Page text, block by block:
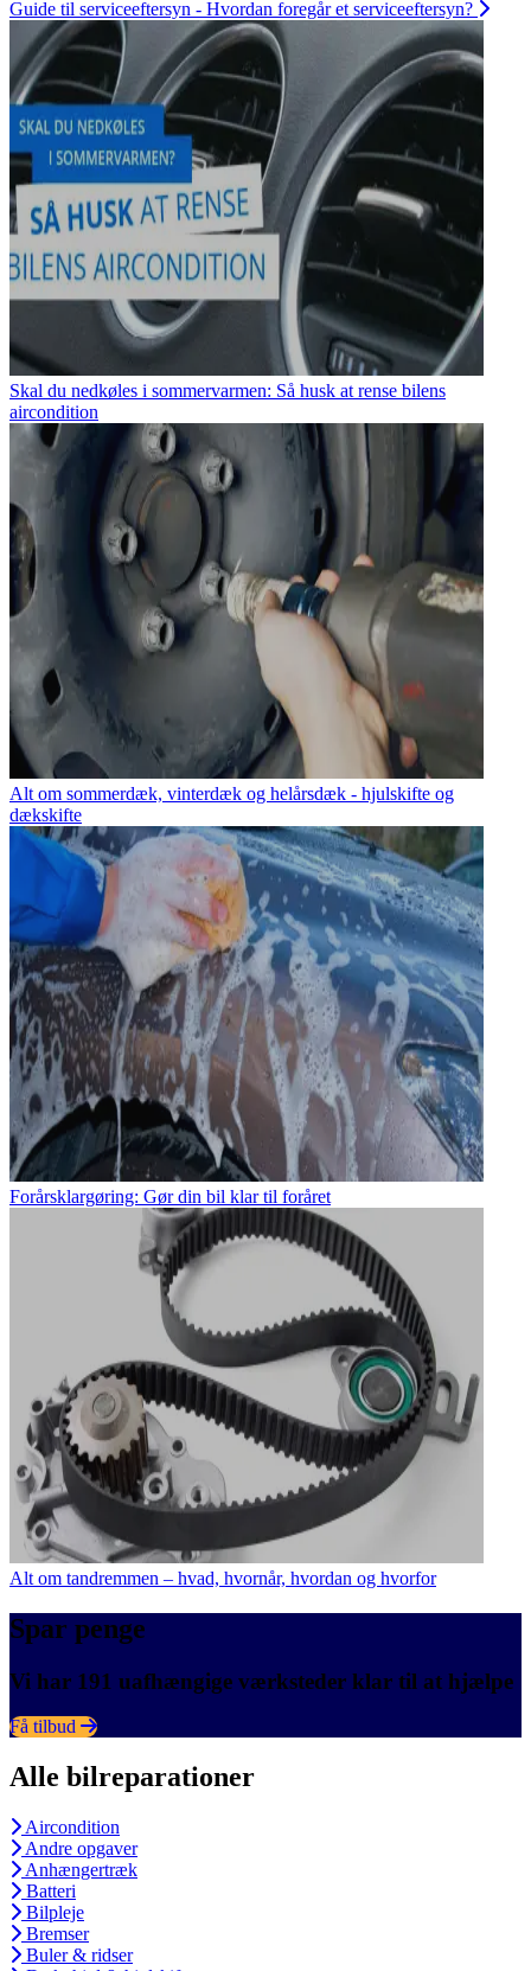
Guide til serviceeftersyn - Hvordan foregår et serviceeftersyn?
Skal du nedkøles i sommervarmen: Så husk at rense bilens
aircondition
Alt om sommerdæk, vinterdæk og helårsdæk - hjulskifte og
dækskifte
Forårsklargøring: Gør din bil klar til foråret
Alt om tandremmen – hvad, hvornår, hvordan og hvorfor
Spar penge
Vi har 191 uafhængige værksteder klar til at hjælpe
Få tilbud
Alle bilreparationer
Aircondition
Andre opgaver
Anhængertræk
Batteri
Bilpleje
Bremser
Buler & ridser